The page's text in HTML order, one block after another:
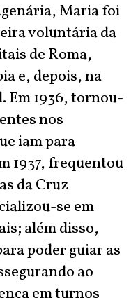
Maria foi
voluntária da
de Roma,
e, depois, na
Em 1936, tornou-
nos
iam para
1937, frequentou
da Cruz
se em
além disso,
poder guiar as
ao